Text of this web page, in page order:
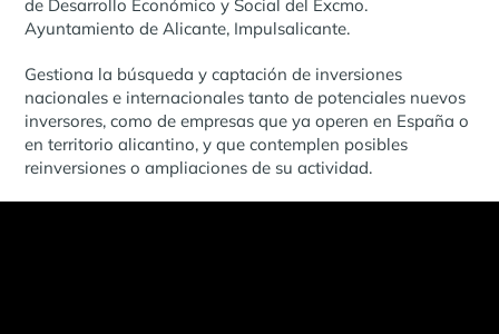
de Desarrollo Económico y Social del Excmo.
Ayuntamiento de Alicante, Impulsalicante.
Gestiona la búsqueda y captación de inversiones
nacionales e internacionales tanto de potenciales nuevos
inversores, como de empresas que ya operen en España o
en territorio alicantino, y que contemplen posibles
reinversiones o ampliaciones de su actividad.